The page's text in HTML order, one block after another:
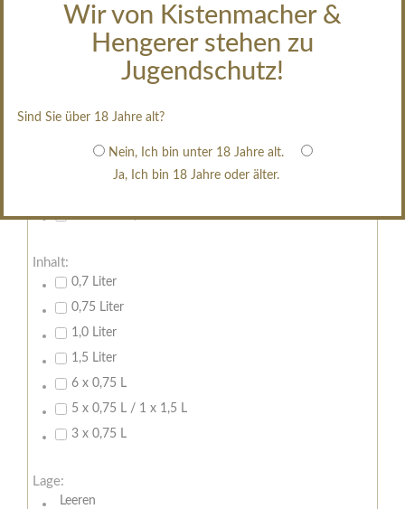
Wir von Kistenmacher &
Hengerer stehen zu
Jugendschutz!
Sind Sie über 18 Jahre alt?
Nein, Ich bin unter 18 Jahre alt.
Ja, Ich bin 18 Jahre oder älter.
trocken
feinherb
halbtrocken
edelsüß
erfrischend, nicht zu süß
Inhalt:
0,7 Liter
0,75 Liter
1,0 Liter
1,5 Liter
6 x 0,75 L
5 x 0,75 L / 1 x 1,5 L
3 x 0,75 L
Lage:
Leeren